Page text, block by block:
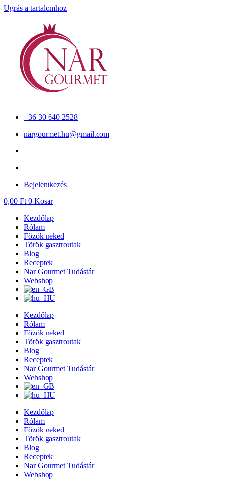
Ugrás a tartalomhoz
+36 30 640 2528
nargourmet.hu@gmail.com
Bejelentkezés
0,00 Ft 0 Kosár
Kezdőlap
Rólam
Főzök neked
Török gasztroutak
Blog
Receptek
Nar Gourmet Tudástár
Webshop
Kezdőlap
Rólam
Főzök neked
Török gasztroutak
Blog
Receptek
Nar Gourmet Tudástár
Webshop
Kezdőlap
Rólam
Főzök neked
Török gasztroutak
Blog
Receptek
Nar Gourmet Tudástár
Webshop